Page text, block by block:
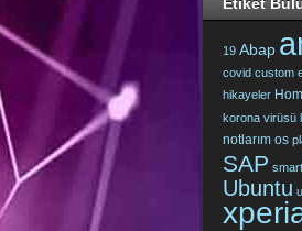
19 Abap
covid custom
hikayeler
korona virüsü
notlarım os
SAP smart
Ubuntu